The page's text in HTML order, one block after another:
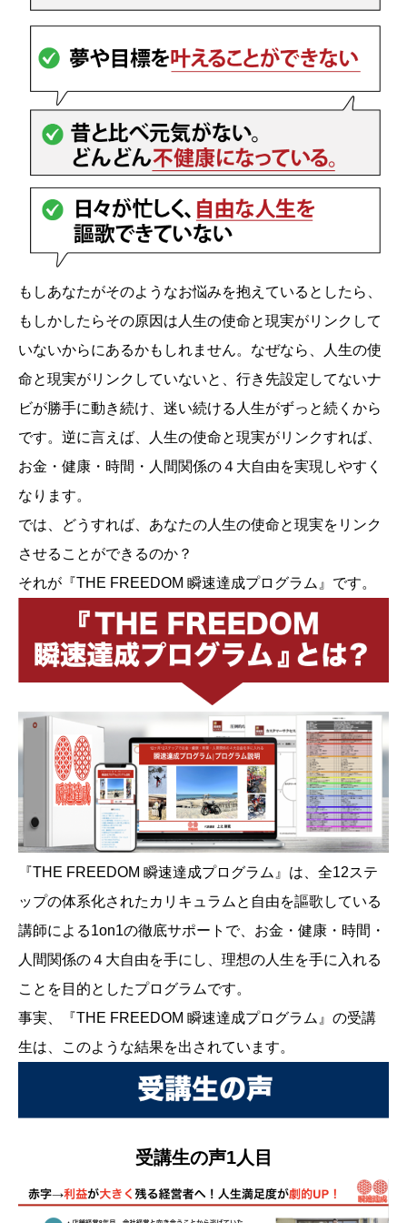
もしあなたがそのようなお悩みを抱えているとしたら、
もしかしたらその原因は人生の使命と現実がリンクして
いないからにあるかもしれません。なぜなら、人生の使
命と現実がリンクしていないと、行き先設定してないナ
ビが勝手に動き続け、迷い続ける人生がずっと続くから
です。逆に言えば、人生の使命と現実がリンクすれば、
お金・健康・時間・人間関係の４大自由を実現しやすく
なります。
では、どうすれば、あなたの人生の使命と現実をリンク
させることができるのか？
それが『THE FREEDOM 瞬速達成プログラム』です。
『THE FREEDOM 瞬速達成プログラム』は、全12ステ
ップの体系化されたカリキュラムと自由を謳歌している
講師による1on1の徹底サポートで、お金・健康・時間・
人間関係の４大自由を手にし、理想の人生を手に入れる
ことを目的としたプログラムです。
事実、『THE FREEDOM 瞬速達成プログラム』の受講
生は、このような結果を出されています。
受講生の声1人目